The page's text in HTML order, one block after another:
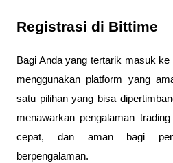
Registrasi di Bittime
Bagi Anda yang tertarik masuk
menggunakan platform yang
satu pilihan yang bisa
menawarkan pengalaman
cepat, dan aman bagi
berpengalaman.